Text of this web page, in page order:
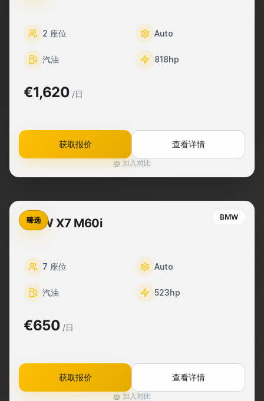
2 座位 Auto
汽油 818hp
€1,620 /日
获取报价 查看详情
加入对比
臻选 BMW
BMW X7 M60i
7 座位 Auto
汽油 523hp
€650 /日
获取报价 查看详情
加入对比